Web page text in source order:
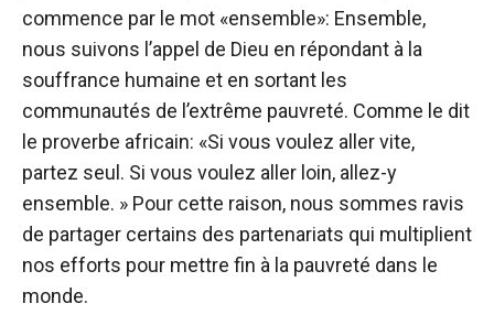
commence par le mot «ensemble»: Ensemble,
nous suivons l’appel de Dieu en répondant à la
souffrance humaine et en sortant les
communautés de l’extrême pauvreté. Comme le dit
le proverbe africain: «Si vous voulez aller vite,
partez seul. Si vous voulez aller loin, allez-y
ensemble. » Pour cette raison, nous sommes ravis
de partager certains des partenariats qui multiplient
nos efforts pour mettre fin à la pauvreté dans le
monde.